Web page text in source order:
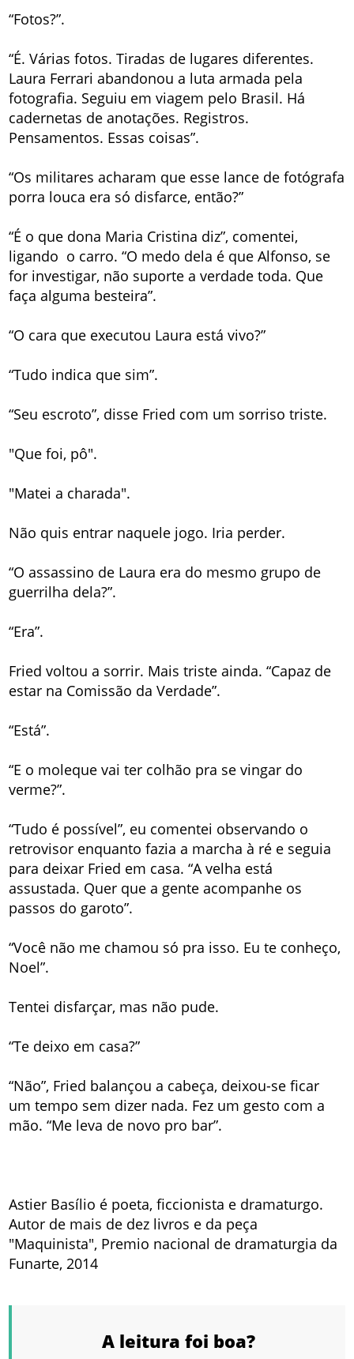
“Fotos?”.
“É. Várias fotos. Tiradas de lugares diferentes.
Laura Ferrari abandonou a luta armada pela
fotografia. Seguiu em viagem pelo Brasil. Há
cadernetas de anotações. Registros.
Pensamentos. Essas coisas”.
“Os militares acharam que esse lance de fotógrafa
porra louca era só disfarce, então?”
“É o que dona Maria Cristina diz”, comentei,
ligando o carro. “O medo dela é que Alfonso, se
for investigar, não suporte a verdade toda. Que
faça alguma besteira”.
“O cara que executou Laura está vivo?”
“Tudo indica que sim”.
“Seu escroto”, disse Fried com um sorriso triste.
"Que foi, pô".
"Matei a charada".
Não quis entrar naquele jogo. Iria perder.
“O assassino de Laura era do mesmo grupo de
guerrilha dela?”.
“Era”.
Fried voltou a sorrir. Mais triste ainda. “Capaz de
estar na Comissão da Verdade”.
“Está”.
“E o moleque vai ter colhão pra se vingar do
verme?”.
“Tudo é possível”, eu comentei observando o
retrovisor enquanto fazia a marcha à ré e seguia
para deixar Fried em casa. “A velha está
assustada. Quer que a gente acompanhe os
passos do garoto”.
“Você não me chamou só pra isso. Eu te conheço,
Noel”.
Tentei disfarçar, mas não pude.
“Te deixo em casa?”
“Não”, Fried balançou a cabeça, deixou-se ficar
um tempo sem dizer nada. Fez um gesto com a
mão. “Me leva de novo pro bar”.
Astier Basílio é poeta, ficcionista e dramaturgo.
Autor de mais de dez livros e da peça
"Maquinista", Premio nacional de dramaturgia da
Funarte, 2014
A leitura foi boa?